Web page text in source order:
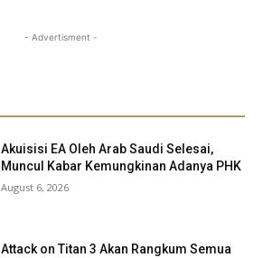
- Advertisment -
Akuisisi EA Oleh Arab Saudi Selesai,
Muncul Kabar Kemungkinan Adanya PHK
August 6, 2026
Attack on Titan 3 Akan Rangkum Semua